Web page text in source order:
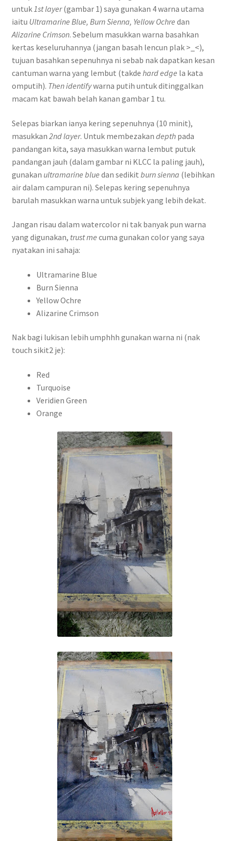
untuk 1st layer(gambar 1) saya gunakan 4 warna utama
iaitu Ultramarine Blue, Burn Sienna, Yellow Ochre dan
Alizarine Crimson. Sebelum masukkan warna basahkan
kertas keseluruhannya (jangan basah lencun plak >_<),
tujuan basahkan sepenuhnya ni sebab nak dapatkan kesan
cantuman warna yang lembut (takde hard edge la kata
omputih). Then identifywarna putih untuk ditinggalkan
macam kat bawah belah kanan gambar 1 tu.
Selepas biarkan ianya kering sepenuhnya (10 minit),
masukkan 2nd layer. Untuk membezakan depthpada
pandangan kita, saya masukkan warna lembut putuk
pandangan jauh (dalam gambar ni KLCC la paling jauh),
gunakan ultramarine blue dan sedikit burn sienna (lebihkan
air dalam campuran ni). Selepas kering sepenuhnya
barulah masukkan warna untuk subjek yang lebih dekat.
Jangan risau dalam watercolor ni tak banyak pun warna
yang digunakan, trust me cuma gunakan color yang saya
nyatakan ini sahaja:
Ultramarine Blue
Burn Sienna
Yellow Ochre
Alizarine Crimson
Nak bagi lukisan lebih umphhh gunakan warna ni (nak
touch sikit2 je):
Red
Turquoise
Veridien Green
Orange